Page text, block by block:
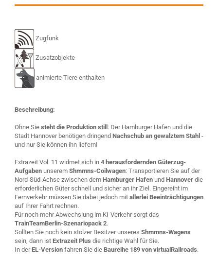
Zugfunk
Zusatzobjekte
animierte Tiere enthalten
Beschreibung:
Ohne Sie steht die Produktion still : Der Hamburger Hafen und die
Stadt Hannover benötigen dringend Nachschub an gewalztem Stahl -
und nur Sie können ihn liefern!
Extrazeit Vol. 11 widmet sich in 4 herausfordernden Güterzug-
Aufgaben unserem Shmmns-Coilwagen: Transportieren Sie auf der
Nord-Süd-Achse zwischen dem Hamburger Hafen und Hannover die
erforderlichen Güter schnell und sicher an ihr Ziel. Eingereiht im
Fernverkehr müssen Sie dabei jedoch mit allerlei Beeinträchtigungen
auf Ihrer Fahrt rechnen.
Für noch mehr Abwechslung im KI-Verkehr sorgt das
TrainTeamBerlin-Szenariopack 2.
Sollten Sie noch kein stolzer Besitzer unseres Shmmns-Wagens
sein, dann ist Extrazeit Plus die richtige Wahl für Sie.
In derEL-Version fahren Sie die Baureihe 189 von virtualRailroads.